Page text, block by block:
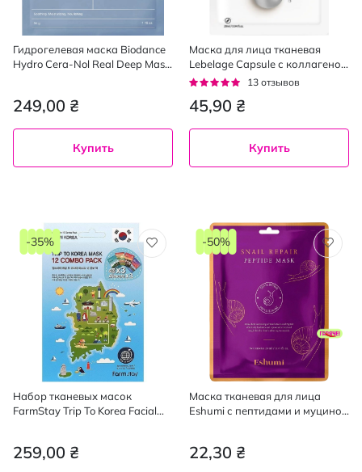
Гидрогелевая маска Biodance
Hydro Cera-Nol Real Deep Mask
249,00 ₴
Купить
Маска для лица тканевая
Lebelage Capsule с коллагеном
28 мл
Рейтинг:
13 отзывов
45,90 ₴
Купить
Набор тканевых масок
FarmStay Trip To Korea Facial
259,00 ₴
-35%
Маска тканевая для лица
Eshumi с пептидами и муцином
22,30 ₴
-50%